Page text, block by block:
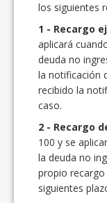
los siguientes
1 - Recargo
aplicará
deuda no
la notificación
recibido la
caso.
2 - Recargo
100 y se
la deuda no
propio
siguientes